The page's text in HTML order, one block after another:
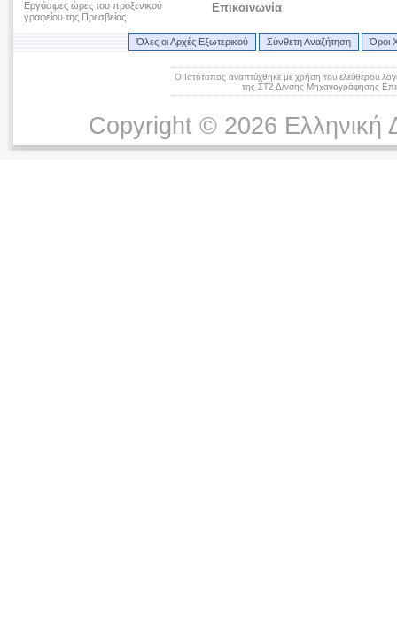
Εργάσιμες ώρες του προξενικού
γραφείου της Πρεσβείας
Επικοινωνία
Όλες οι Αρχές Εξωτερικού Σύνθετη Αναζήτηση Όροι
Ο Ιστότοπος αναπτύχθηκε με χρήση του ελεύθερου
της ΣΤ2 Δ/νσης Μηχανογράφησης
Copyright © 2026